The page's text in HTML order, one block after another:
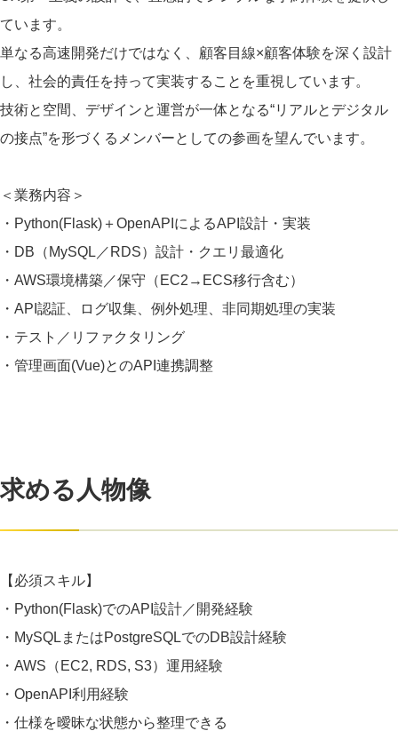
ています。
単なる高速開発だけではなく、顧客目線×顧客体験を深く設計
し、社会的責任を持って実装することを重視しています。
技術と空間、デザインと運営が一体となる“リアルとデジタル
の接点”を形づくるメンバーとしての参画を望んでいます。
＜業務内容＞
・Python(Flask)＋OpenAPIによるAPI設計・実装
・DB（MySQL／RDS）設計・クエリ最適化
・AWS環境構築／保守（EC2→ECS移行含む）
・API認証、ログ収集、例外処理、非同期処理の実装
・テスト／リファクタリング
・管理画面(Vue)とのAPI連携調整
求める人物像
【必須スキル】
・Python(Flask)でのAPI設計／開発経験
・MySQLまたはPostgreSQLでのDB設計経験
・AWS（EC2, RDS, S3）運用経験
・OpenAPI利用経験
・仕様を曖昧な状態から整理できる